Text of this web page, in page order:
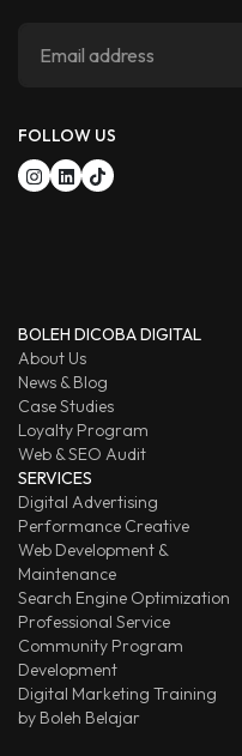
FOLLOW US
BOLEH DICOBA DIGITAL
About Us
News & Blog
Case Studies
Loyalty Program
Web & SEO Audit
SERVICES
Digital Advertising
Performance Creative
Web Development &
Maintenance
Search Engine Optimization
Professional Service
Community Program
Development
Digital Marketing Training
by Boleh Belajar